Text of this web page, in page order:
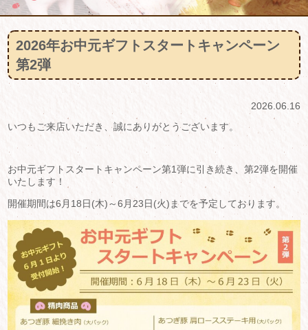
2026年お中元ギフトスタートキャンペーン
第2弾
2026.06.16
いつもご来店いただき、誠にありがとうございます。
お中元ギフトスタートキャンペーン第1弾に引き続き、第2弾を開催
いたします！
開催期間は6月18日(木)～6月23日(火)までを予定しております。